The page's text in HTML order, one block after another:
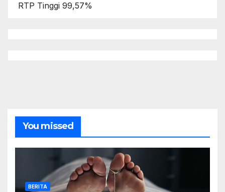
RTP Tinggi 99,57%
You missed
BERITA